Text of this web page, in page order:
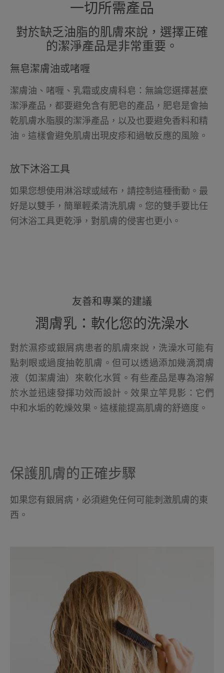
一切所需產品
對於缺乏油脂的肌膚來說，選擇正確
的潔淨產品是非常重要。
無皂潔膚油或啫喱
潔膚油、啫喱、乳霜或皮膚科皂：無論您選擇甚麼
潔淨產品，都要避免含有肥皂的產品，肥皂是會抽
乾肌膚水脂膜的潔淨產品，以及也要避免香料和精
油。這樣會避免肌膚出現皮疹和過敏反應的風險。
放下沐浴工具
如果您想使用淋浴球或絨布，請控制這種衝動。最
好是以雙手，簡單輕柔清洗肌膚。您的雙手要比任
何沐浴工具更乾淨，對肌膚的侵害也更小。
友善和專業的建議
潤膚乳：軟化您的洗澡水
對於濕疹或銀屑病患者的肌膚來說，洗澡水可能有
點刺眼或過度抽乾肌膚。但可以透過添加幾滴潤膚
液（如潔膚油）來軟化水質。有些產品是專為溶解
於水並迅速發揮功效而設計。效果立竿見影：它們
中和水垢的乾燥效果。這樣能提高肌膚的舒適度。
保護肌膚的正確步驟
如果您有銀屑病，必須避免任何可能刺激肌膚的東
西。